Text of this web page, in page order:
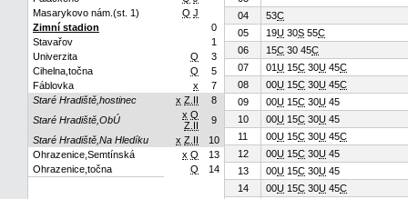
Masarykovo nám.(st. 1)
Q J
Zimní stadion
0
Stavařov
1
Univerzita
Q
3
Cihelna,točna
Q
5
Fáblovka
x
7
Staré Hradiště,hostinec
x Z.II
8
Staré Hradiště,ObÚ
x Q
Z.II
9
Staré Hradiště,Na Hledíku
x Z.II
10
Ohrazenice,Semtínská
x Q
13
Ohrazenice,točna
Q 14
04
53C
05
19U 30S 55C
06
15C 30 45C
07
01U 15C 30U 45C
08
00U 15C 30U 45C
09
00U 15C 30U 45
10
00U 15C 30U 45
11
00U 15C 30U 45C
12
00U 15C 30U 45
13
00U 15C 30U 45
14
00U 15C 30U 45C